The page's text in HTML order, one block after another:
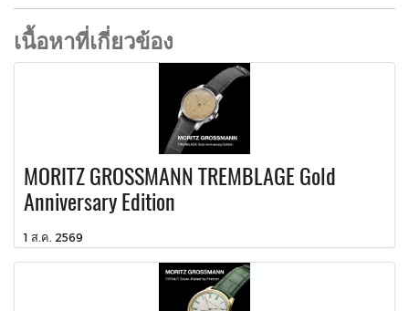
เนื้อหาที่เกี่ยวข้อง
MORITZ GROSSMANN TREMBLAGE Gold
Anniversary Edition
1 ส.ค. 2569